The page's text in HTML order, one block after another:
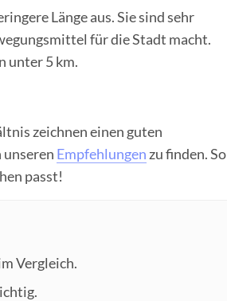
Länge aus. Sie sind sehr
für die Stadt macht.
unter 5 km.
zeichnen einen guten
Empfehlungen zu finden. So
passt!
Vergleich.